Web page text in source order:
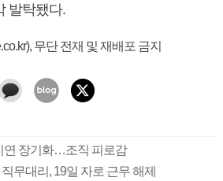
발탁됐다.
무단 전재 및 재배포 금지
연 장기화…조직 피로감
무대리, 19일 자로 근무 해제